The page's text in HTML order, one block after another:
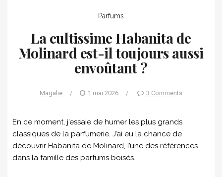
Parfums
La cultissime Habanita de
Molinard est-il toujours aussi
envoûtant ?
Magalie / 1 mai 2026 / 3 Comments
En ce moment, j’essaie de humer les plus grands
classiques de la parfumerie. J’ai eu la chance de
découvrir Habanita de Molinard, l’une des références
dans la famille des parfums boisés.